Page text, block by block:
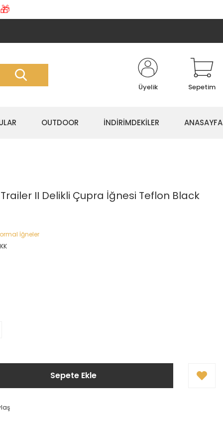
🎁
Üyelik Sepetim
OUTDOOR İNDİRİMDEKİLER ANASAYFA
II Delikli Çupra İğnesi Teflon Black
İğneler
Sepete Ekle